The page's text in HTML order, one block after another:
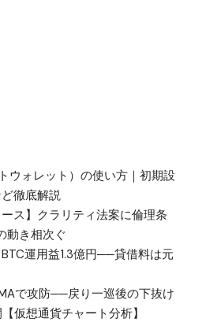
ウォレット）の使い方｜初期設
徹底解説
ース】クラリティ法案に倫理条
動き相次ぐ
運用益1.3億円──貸借料は元
で攻防──戻り一巡後の下抜け
仮想通貨チャート分析】